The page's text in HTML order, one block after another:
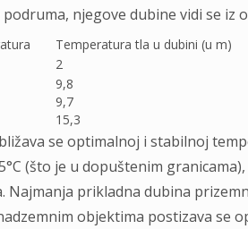
njegove dubine vidi se iz
Temperatura tla u dubini (u m)
2
9,8
9,7
15,3
se optimalnoj i stabilnoj
(što je u dopuštenim
Najmanja prikladna dubina
objektima postizava se